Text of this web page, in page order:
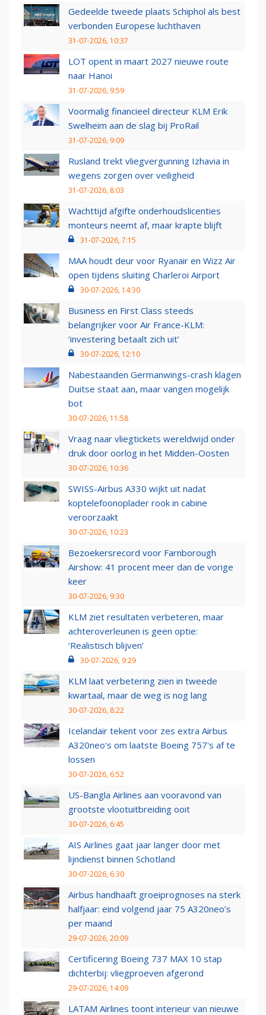
Gedeelde tweede plaats Schiphol als best
verbonden Europese luchthaven
31-07-2026, 10:37
LOT opent in maart 2027 nieuwe route
naar Hanoi
31-07-2026, 9:59
Voormalig financieel directeur KLM Erik
Swelheim aan de slag bij ProRail
31-07-2026, 9:09
Rusland trekt vliegvergunning Izhavia in
wegens zorgen over veiligheid
31-07-2026, 8:03
Wachttijd afgifte onderhoudslicenties
monteurs neemt af, maar krapte blijft
31-07-2026, 7:15
MAA houdt deur voor Ryanair en Wizz Air
open tijdens sluiting Charleroi Airport
30-07-2026, 14:30
Business en First Class steeds
belangrijker voor Air France-KLM:
‘investering betaalt zich uit’
30-07-2026, 12:10
Nabestaanden Germanwings-crash klagen
Duitse staat aan, maar vangen mogelijk
bot
30-07-2026, 11:58
Vraag naar vliegtickets wereldwijd onder
druk door oorlog in het Midden-Oosten
30-07-2026, 10:36
SWISS-Airbus A330 wijkt uit nadat
koptelefoonoplader rook in cabine
veroorzaakt
30-07-2026, 10:23
Bezoekersrecord voor Farnborough
Airshow: 41 procent meer dan de vorige
keer
30-07-2026, 9:30
KLM ziet resultaten verbeteren, maar
achteroverleunen is geen optie:
‘Realistisch blijven’
30-07-2026, 9:29
KLM laat verbetering zien in tweede
kwartaal, maar de weg is nog lang
30-07-2026, 8:22
Icelandair tekent voor zes extra Airbus
A320neo's om laatste Boeing 757's af te
lossen
30-07-2026, 6:52
US-Bangla Airlines aan vooravond van
grootste vlootuitbreiding ooit
30-07-2026, 6:45
AIS Airlines gaat jaar langer door met
lijndienst binnen Schotland
30-07-2026, 6:30
Airbus handhaaft groeiprognoses na sterk
halfjaar: eind volgend jaar 75 A320neo’s
per maand
29-07-2026, 20:09
Certificering Boeing 737 MAX 10 stap
dichterbij: vliegproeven afgerond
29-07-2026, 14:09
LATAM Airlines toont interieur van nieuwe